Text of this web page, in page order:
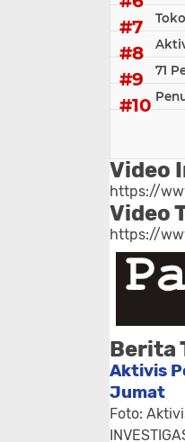
71
Video
https://
Video
https://
Berita
Aktivis
Jumat
Foto: